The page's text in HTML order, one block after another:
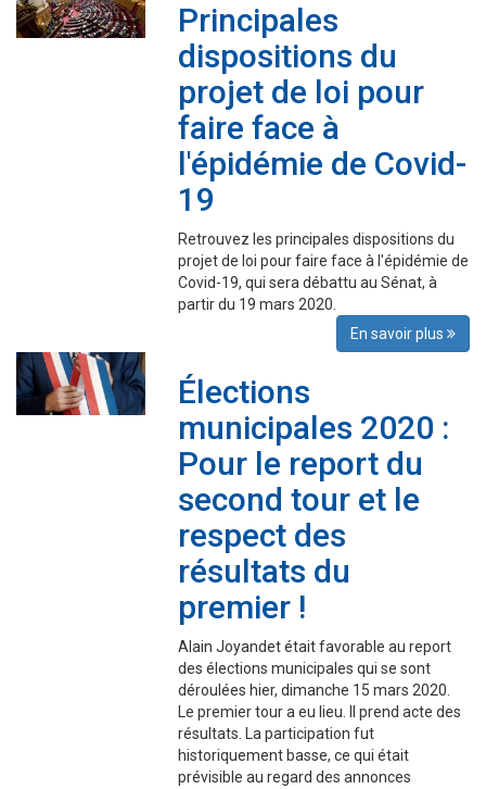
Principales
dispositions du
projet de loi pour
faire face à
l'épidémie de Covid-
19
Retrouvez les principales dispositions du
projet de loi pour faire face à l'épidémie de
Covid-19, qui sera débattu au Sénat, à
partir du 19 mars 2020.
En savoir plus
Élections
municipales 2020 :
Pour le report du
second tour et le
respect des
résultats du
premier !
Alain Joyandet était favorable au report
des élections municipales qui se sont
déroulées hier, dimanche 15 mars 2020.
Le premier tour a eu lieu. Il prend acte des
résultats. La participation fut
historiquement basse, ce qui était
prévisible au regard des annonces